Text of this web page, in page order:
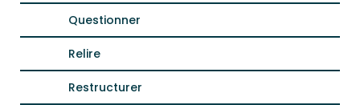
Questionner
Relire
Restructurer